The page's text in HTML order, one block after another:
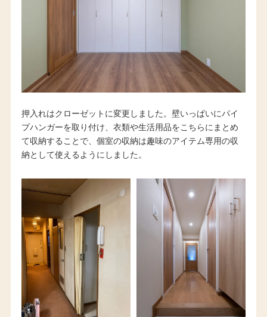
押入れはクローゼットに変更しました。壁いっぱいにパイ
プハンガーを取り付け、衣類や生活用品をこちらにまとめ
て収納することで、個室の収納は趣味のアイテム専用の収
納として使えるようにしました。